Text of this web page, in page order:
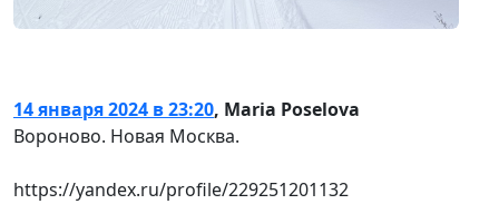
14 января 2024 в 23:20, Maria Poselova
Вороново. Новая Москва.
https://yandex.ru/profile/229251201132